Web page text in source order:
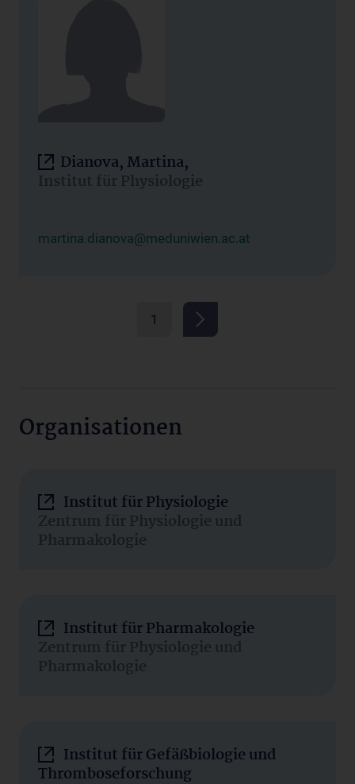
Dianova, Martina,
Institut für Physiologie
martina.dianova@meduniwien.ac.at
1
Organisationen
Institut für Physiologie
Zentrum für Physiologie und
Pharmakologie
Institut für Pharmakologie
Zentrum für Physiologie und
Pharmakologie
Institut für Gefäßbiologie und
Thromboseforschung